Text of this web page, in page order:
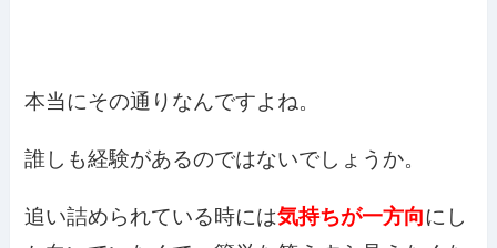
本当にその通りなんですよね。
誰しも経験があるのではないでしょうか。
追い詰められている時には気持ちが一方向にし